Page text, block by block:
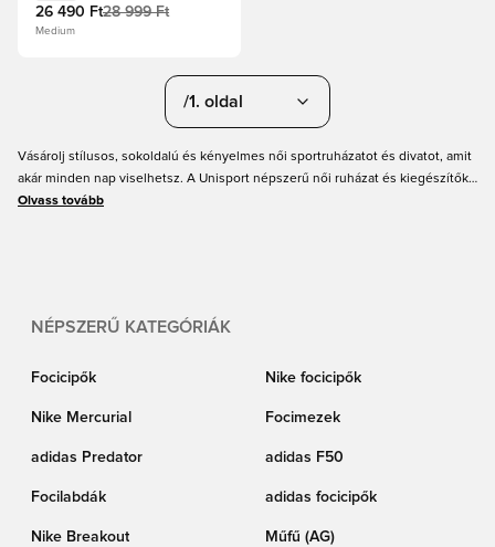
26 490 Ft28 999 Ft
Medium
/1. oldal
Vásárolj stílusos, sokoldalú és kényelmes női sportruházatot és divatot, amit
akár minden nap viselhetsz. A Unisport népszerű női ruházat és kiegészítők
széles választékát kínálja, többek között női pulóvereket, sneakereket,
Olvass tovább
NÉPSZERŰ KATEGÓRIÁK
Focicipők Nike focicipők
Nike Mercurial Focimezek
adidas Predator adidas F50
Focilabdák adidas focicipők
Nike Breakout Műfű (AG)